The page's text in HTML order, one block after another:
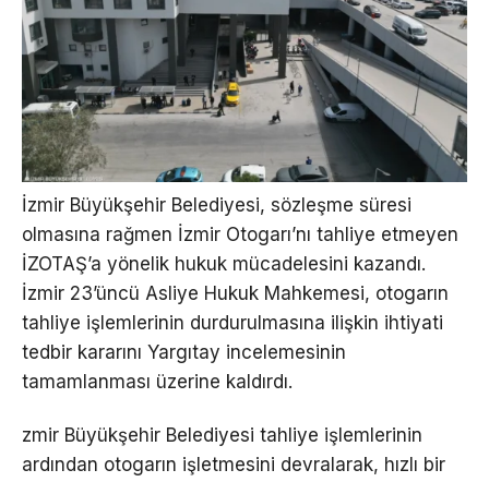
İzmir Büyükşehir Belediyesi, sözleşme süresi
olmasına rağmen İzmir Otogarı’nı tahliye etmeyen
İZOTAŞ’a yönelik hukuk mücadelesini kazandı.
İzmir 23’üncü Asliye Hukuk Mahkemesi, otogarın
tahliye işlemlerinin durdurulmasına ilişkin ihtiyati
tedbir kararını Yargıtay incelemesinin
tamamlanması üzerine kaldırdı.
zmir Büyükşehir Belediyesi tahliye işlemlerinin
ardından otogarın işletmesini devralarak, hızlı bir